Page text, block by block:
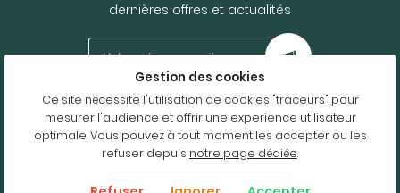
dernières offres et actualités
Mentions Légales
Conditions générales d'utilisation
Politique de confidentialité
Gestion des cookies
Ce site nécessite l'utilisation de cookies "traceurs" pour
mesurer l'audience et offrir une experience utilisateur
optimale. Vous pouvez à tout moment les accepter ou les
refuser depuis notre page dédiée.